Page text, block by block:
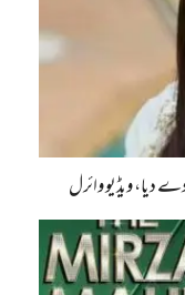
دیا، ویڈیو وائرل